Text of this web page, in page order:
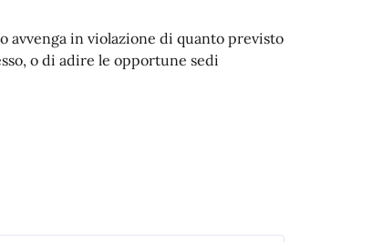
in violazione di quanto previsto
o di adire le opportune sedi